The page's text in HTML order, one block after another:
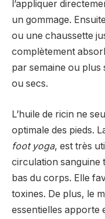
l’appliquer
un gommage.
ou une chaussette
complètement
par semaine ou plus
ou secs.
L’huile de ricin ne
optimale des pieds.
foot yoga, est très
circulation sanguine
bas du corps. Elle
toxines. De plus, le
essentielles apporte